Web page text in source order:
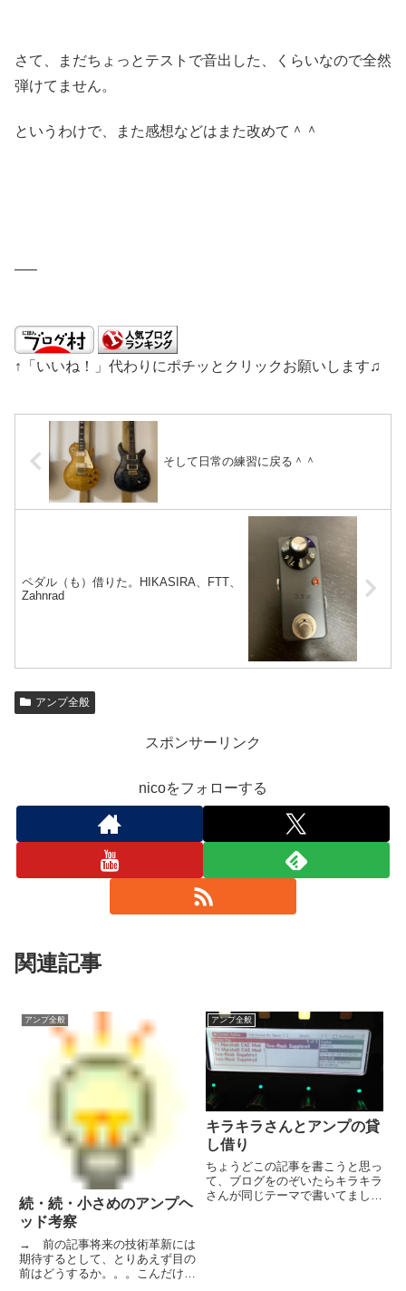
さて、まだちょっとテストで音出した、くらいなので全然
弾けてません。
というわけで、また感想などはまた改めて＾＾
—–
↑「いいね！」代わりにポチッとクリックお願いします♫
そして日常の練習に戻る＾＾
ペダル（も）借りた。HIKASIRA、FTT、
Zahnrad
アンプ全般
スポンサーリンク
nicoをフォローする
関連記事
アンプ全般
続・続・小さめのアンプヘ
ッド考察
→ 前の記事将来の技術革新には
期待するとして、とりあえず目の
前はどうするか。。。こんだけの
アンプ全般
キラキラさんとアンプの貸
し借り
ちょうどこの記事を書こうと思っ
て、ブログをのぞいたらキラキラ
さんが同じテーマで書いてました